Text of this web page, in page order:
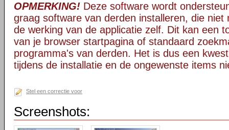
OPMERKING! Deze software wordt
graag software van derden installeren, die niet
de werking van de applicatie zelf. Dit kan een
van je browser startpagina of standaard
programma's van derden. Het is dus een
tijdens de installatie en de ongewenste items
Stel een correctie voor
Screenshots: